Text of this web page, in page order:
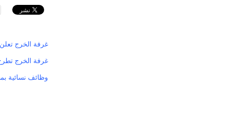
غرفة الخرج
غرفة الخرج
وظائف نسائية